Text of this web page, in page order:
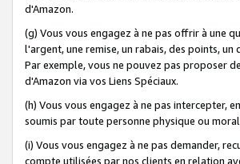
d'Amazon.
(g) Vous vous engagez à ne pas offrir à une
l'argent, une remise, un rabais, des points,
Par exemple, vous ne pouvez pas proposer
d'Amazon via vos Liens Spéciaux.
(h) Vous vous engagez à ne pas
soumis par toute personne physique ou
(i) Vous vous engagez à ne pas demander,
compte utilisées par nos clients en relation